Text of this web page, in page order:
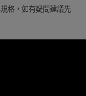
格，如有疑問建議先